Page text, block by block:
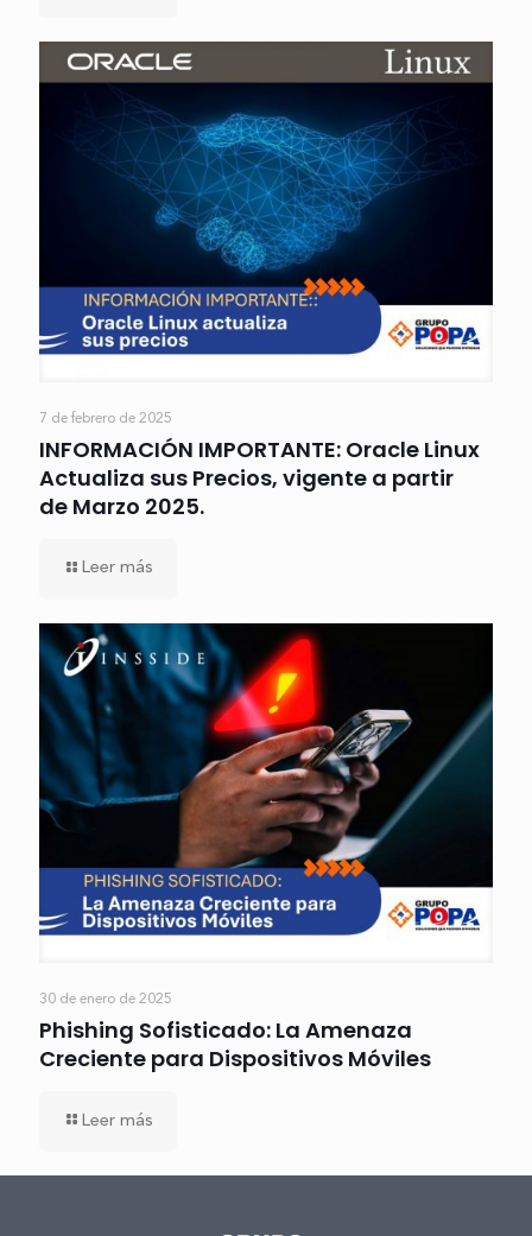
7 de febrero de 2025
INFORMACIÓN IMPORTANTE: Oracle Linux
Actualiza sus Precios, vigente a partir
de Marzo 2025.
Leer más
30 de enero de 2025
Phishing Sofisticado: La Amenaza
Creciente para Dispositivos Móviles
Leer más